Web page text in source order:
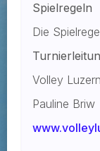
Spielregeln
Die
Volley Luzern
Pauline Briw